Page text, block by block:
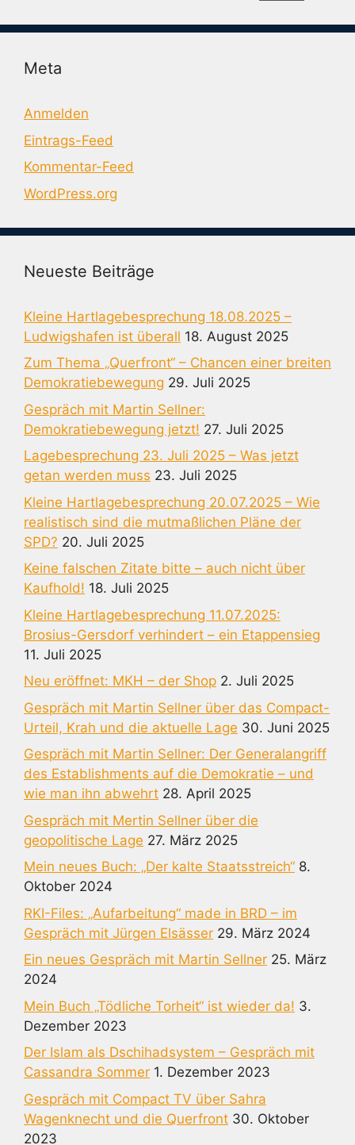
Meta
Anmelden
Eintrags-Feed
Kommentar-Feed
WordPress.org
Neueste Beiträge
Kleine Hartlagebesprechung 18.08.2025 –
Ludwigshafen ist überall 18. August 2025
Zum Thema „Querfront“ – Chancen einer breiten
Demokratiebewegung 29. Juli 2025
Gespräch mit Martin Sellner:
Demokratiebewegung jetzt! 27. Juli 2025
Lagebesprechung 23. Juli 2025 – Was jetzt
getan werden muss 23. Juli 2025
Kleine Hartlagebesprechung 20.07.2025 – Wie
realistisch sind die mutmaßlichen Pläne der
SPD? 20. Juli 2025
Keine falschen Zitate bitte – auch nicht über
Kaufhold! 18. Juli 2025
Kleine Hartlagebesprechung 11.07.2025:
Brosius-Gersdorf verhindert – ein Etappensieg
11. Juli 2025
Neu eröffnet: MKH – der Shop 2. Juli 2025
Gespräch mit Martin Sellner über das Compact-
Urteil, Krah und die aktuelle Lage 30. Juni 2025
Gespräch mit Martin Sellner: Der Generalangriff
des Establishments auf die Demokratie – und
wie man ihn abwehrt 28. April 2025
Gespräch mit Mertin Sellner über die
geopolitische Lage 27. März 2025
Mein neues Buch: „Der kalte Staatsstreich“ 8.
Oktober 2024
RKI-Files: „Aufarbeitung“ made in BRD – im
Gespräch mit Jürgen Elsässer 29. März 2024
Ein neues Gespräch mit Martin Sellner 25. März
2024
Mein Buch „Tödliche Torheit“ ist wieder da! 3.
Dezember 2023
Der Islam als Dschihadsystem – Gespräch mit
Cassandra Sommer 1. Dezember 2023
Gespräch mit Compact TV über Sahra
Wagenknecht und die Querfront 30. Oktober
2023